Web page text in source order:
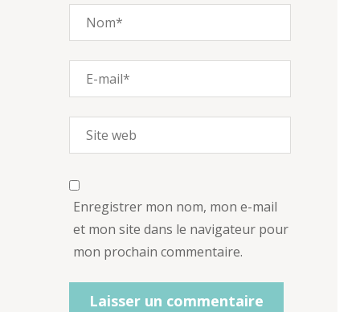
Enregistrer mon nom, mon e-mail
et mon site dans le navigateur pour
mon prochain commentaire.